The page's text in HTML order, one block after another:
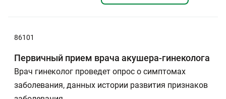
86101
Первичный прием врача акушера-гинеколога
Врач гинеколог проведет опрос о симптомах
заболевания, данных истории развития признаков